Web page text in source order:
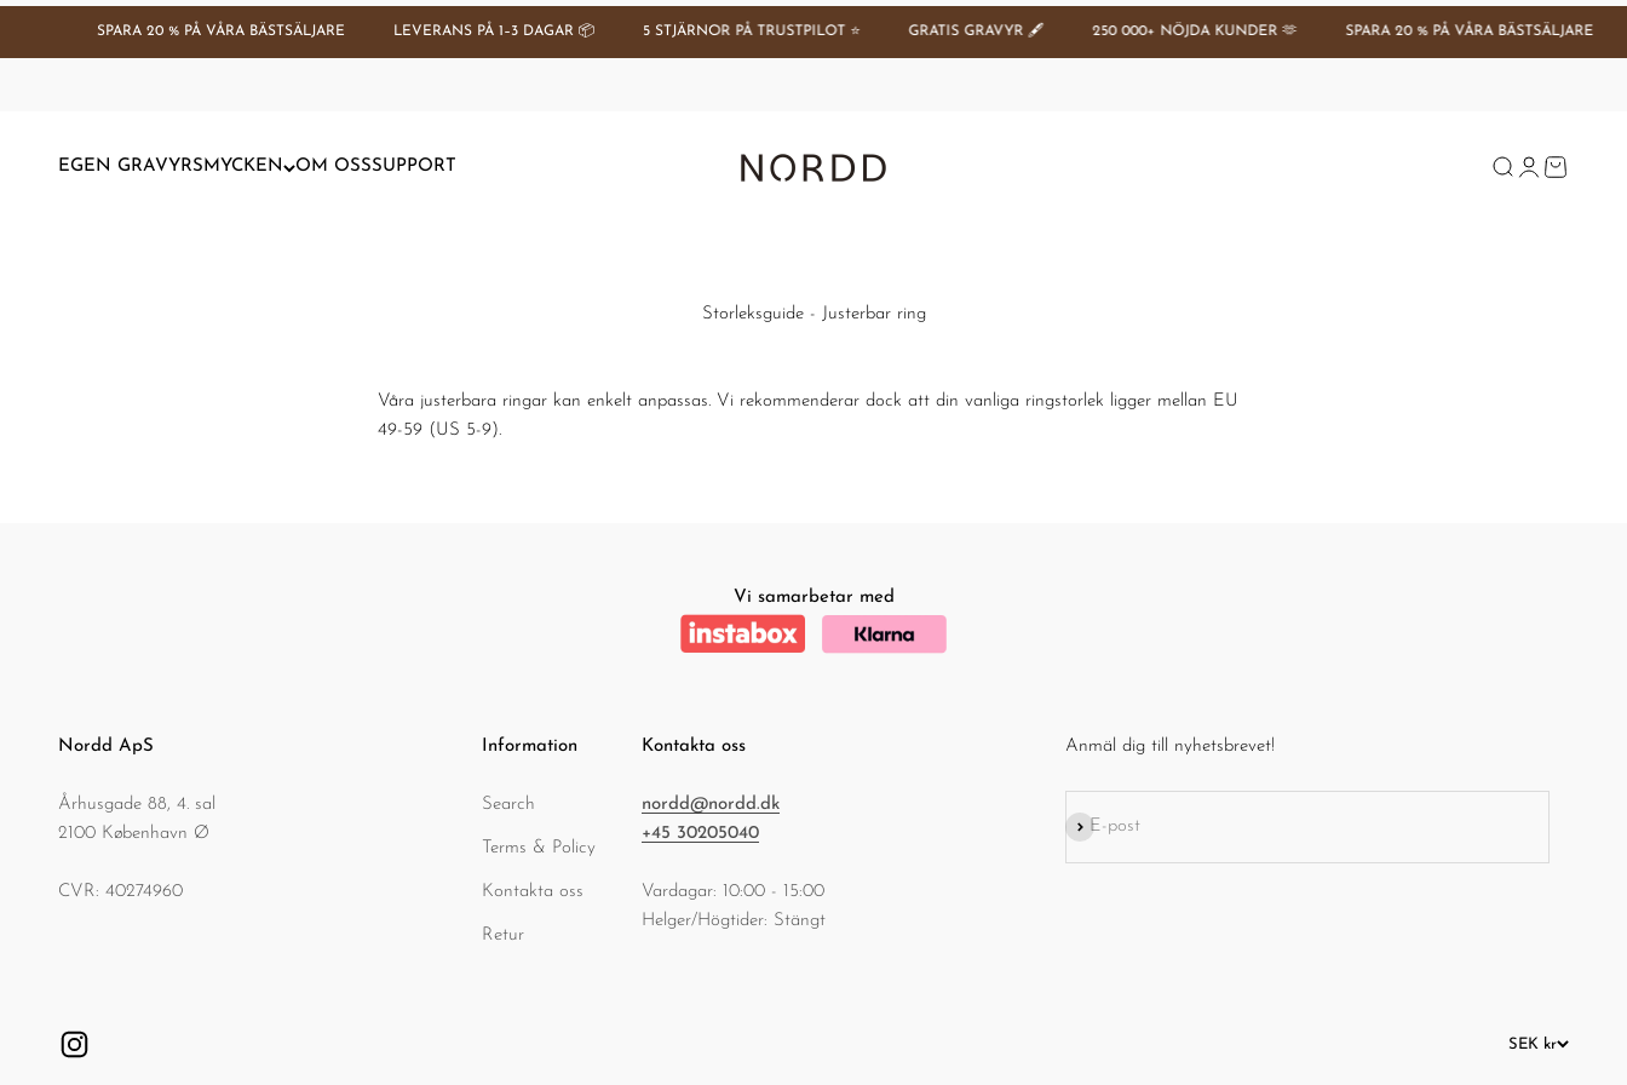
â–
SPARA 20 % PÅ VÅRA BÄSTSÄLJARE LEVERANS PÅ 1–3 DAGAR 📦 5 STJÄRNOR PÅ TRUSTPILOT ⭐️ GRATIS GRAVYR 🖋️ 250 000+ NÖJDA KUNDER 🫶 SPARA 20 % PÅ VÅRA BÄSTSÄLJARE
EGEN GRAVYRSMYCKEN OM OSSSUPPORT Nordd Copenhagen (SE) Öppna sök
Öppna
Öppna
Storleksguide - Justerbar ring
Våra justerbara ringar kan enkelt anpassas. Vi rekommenderar dock att din vanliga ringstorlek ligger mellan EU
49-59 (US 5-9).
Vi samarbetar med
Nordd ApS
Århusgade 88, 4. sal
2100 København Ø
CVR: 40274960
Information
Search
Terms & Policy
Kontakta oss
Retur
Kontakta oss
nordd@nordd.dk
+45 30205040
Vardagar: 10:00 - 15:00
Helger/Högtider: Stängt
Anmäl dig till nyhetsbrevet!
E-post
Prenumerera
SEK kr